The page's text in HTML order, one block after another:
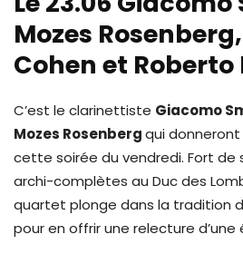
Mozes
Cohen et Roberto
C’est le clarinettiste Giacomo
Mozes Rosenbergqui donneront
cette soirée du vendredi. Fort de
archi-complètes au Duc des
quartet plonge dans la tradition
pour en offrir une relecture